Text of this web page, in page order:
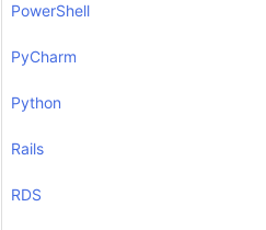
PowerShell
PyCharm
Python
Rails
RDS